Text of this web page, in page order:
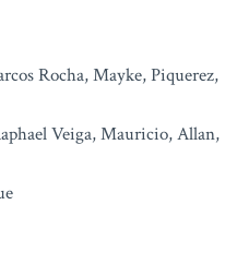
Rocha, Mayke, Piquerez,
Veiga, Mauricio, Allan,